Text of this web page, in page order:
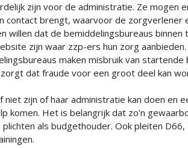
zijn voor de administratie. Ze mogen
contact brengt, waarvoor de zorgverlener
willen dat de bemiddelingsbureaus
zijn waar zzp-ers hun zorg
maken misbruik van
dat fraude voor een groot deel kan
niet zijn of haar administratie kan doen en
komen. Het is belangrijk dat zo’n
als budgethouder. Ook pleiten